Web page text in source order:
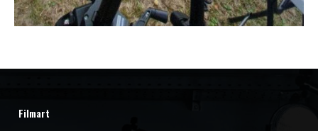
Filmart